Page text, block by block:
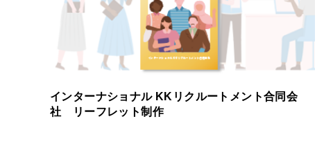
インターナショナル KKリクルートメント合同会
社 リーフレット制作